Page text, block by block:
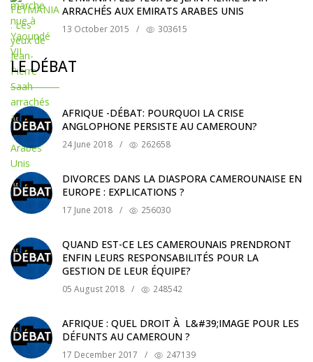
ARRACHÉS AUX EMIRATS ARABES UNIS
13 October 2015 / 303615
LE DÉBAT
AFRIQUE -DÉBAT: POURQUOI LA CRISE
ANGLOPHONE PERSISTE AU CAMEROUN?
24 June 2018 / 262658
DIVORCES DANS LA DIASPORA CAMEROUNAISE EN
EUROPE : EXPLICATIONS ?
17 June 2018 / 256030
QUAND EST-CE LES CAMEROUNAIS PRENDRONT
ENFIN LEURS RESPONSABILITÉS POUR LA
GESTION DE LEUR ÉQUIPE?
05 August 2018 / 248542
AFRIQUE : QUEL DROIT À L&#39;IMAGE POUR LES
DÉFUNTS AU CAMEROUN ?
17 December 2017 / 247139